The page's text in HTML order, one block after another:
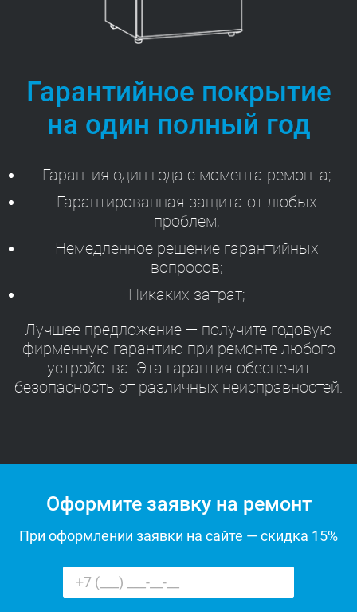
Гарантийное покрытие
на один полный год
Гарантия один года с момента ремонта;
Гарантированная защита от любых
проблем;
Немедленное решение гарантийных
вопросов;
Никаких затрат;
Лучшее предложение — получите годовую
фирменную гарантию при ремонте любого
устройства. Эта гарантия обеспечит
безопасность от различных неисправностей.
Оформите заявку на ремонт
При оформлении заявки на сайте — скидка 15%